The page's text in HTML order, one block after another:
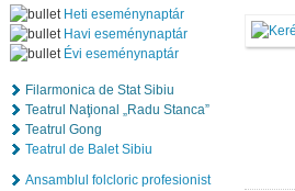
Heti eseménynaptár
Havi eseménynaptár
Évi eseménynaptár
Filarmonica de Stat Sibiu
Teatrul Naţional „Radu Stanca”
Teatrul Gong
Teatrul de Balet Sibiu
Ansamblul folcloric profesionist